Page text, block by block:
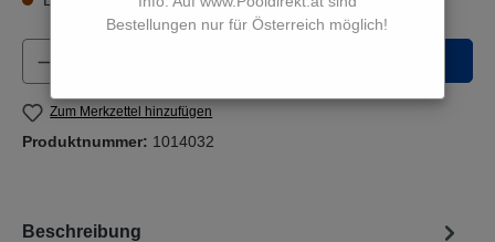
Bestellungen nur für Österreich möglich!
Produkt Anzahl: Gib den gewünschten
Zum Merkzettel hinzufügen
Produktnummer: 1014032
Beschreibung